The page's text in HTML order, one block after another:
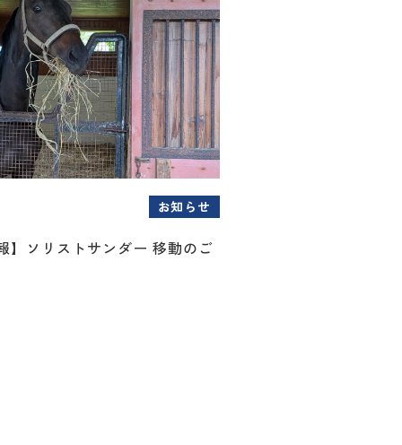
お知らせ
】ソリストサンダー 移動のご